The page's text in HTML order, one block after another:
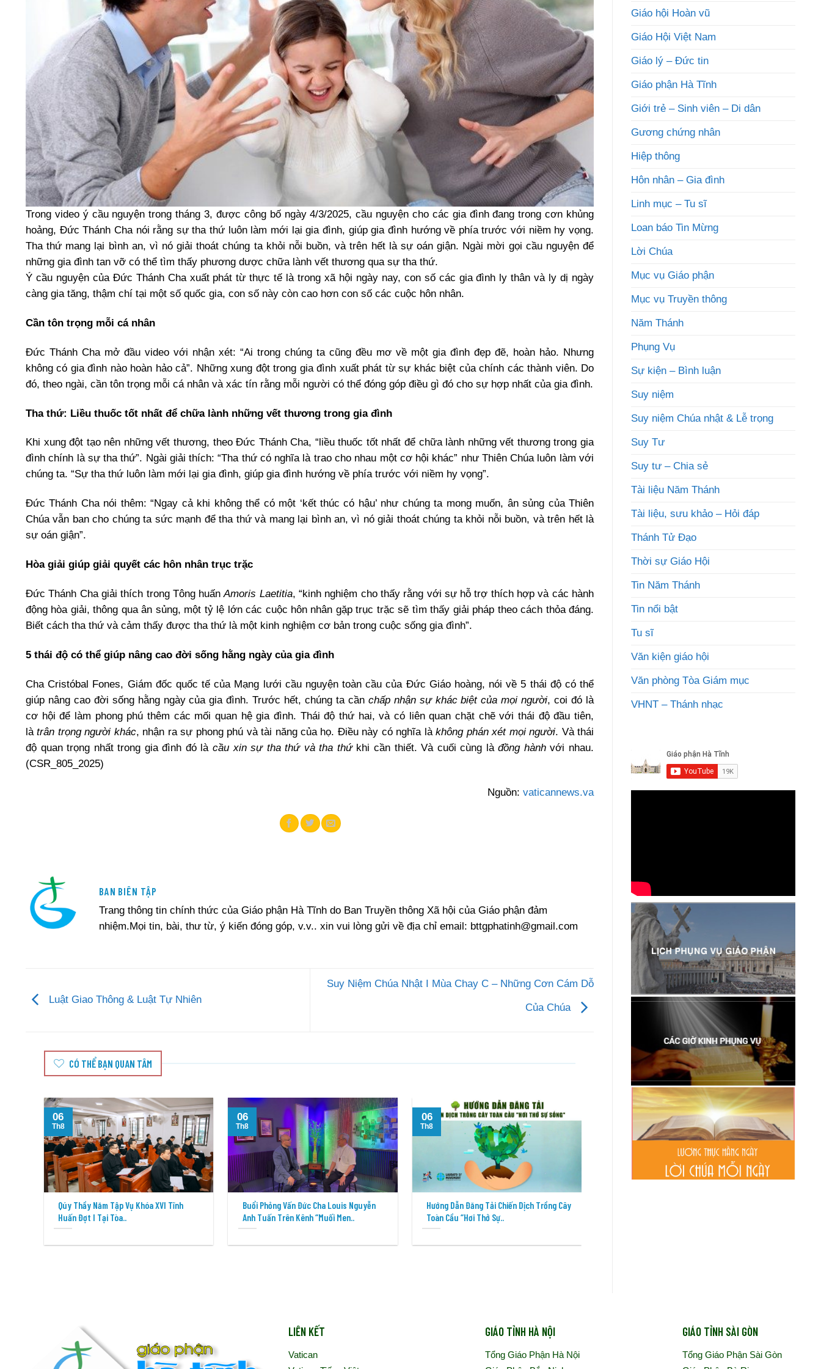
Trong video ý cầu nguyện trong tháng 3, được công bố ngày 4/3/2025, cầu nguyện cho các gia đình đang trong cơn khủng
hoảng, Đức Thánh Cha nói rằng sự tha thứ luôn làm mới lại gia đình, giúp gia đình hướng về phía trước với niềm hy vọng.
Tha thứ mang lại bình an, vì nó giải thoát chúng ta khỏi nỗi buồn, và trên hết là sự oán giận. Ngài mời gọi cầu nguyện để
những gia đình tan vỡ có thể tìm thấy phương dược chữa lành vết thương qua sự tha thứ.
Ý cầu nguyện của Đức Thánh Cha xuất phát từ thực tế là trong xã hội ngày nay, con số các gia đình ly thân và ly dị ngày
càng gia tăng, thậm chí tại một số quốc gia, con số này còn cao hơn con số các cuộc hôn nhân.
Cần tôn trọng mỗi cá nhân
Đức Thánh Cha mở đầu video với nhận xét: “Ai trong chúng ta cũng đều mơ về một gia đình đẹp đẽ, hoàn hảo. Nhưng
không có gia đình nào hoàn hảo cả”. Những xung đột trong gia đình xuất phát từ sự khác biệt của chính các thành viên. Do
đó, theo ngài, cần tôn trọng mỗi cá nhân và xác tín rằng mỗi người có thể đóng góp điều gì đó cho sự hợp nhất của gia đình.
Tha thứ: Liều thuốc tốt nhất để chữa lành những vết thương trong gia đình
Khi xung đột tạo nên những vết thương, theo Đức Thánh Cha, “liều thuốc tốt nhất để chữa lành những vết thương trong gia
đình chính là sự tha thứ”. Ngài giải thích: “Tha thứ có nghĩa là trao cho nhau một cơ hội khác” như Thiên Chúa luôn làm với
chúng ta. “Sự tha thứ luôn làm mới lại gia đình, giúp gia đình hướng về phía trước với niềm hy vọng”.
Đức Thánh Cha nói thêm: “Ngay cả khi không thể có một ‘kết thúc có hậu’ như chúng ta mong muốn, ân sủng của Thiên
Chúa vẫn ban cho chúng ta sức mạnh để tha thứ và mang lại bình an, vì nó giải thoát chúng ta khỏi nỗi buồn, và trên hết là
sự oán giận”.
Hòa giải giúp giải quyết các hôn nhân trục trặc
Đức Thánh Cha giải thích trong Tông huấnAmoris Laetitia, “kinh nghiệm cho thấy rằng với sự hỗ trợ thích hợp và các hành
động hòa giải, thông qua ân sủng, một tỷ lệ lớn các cuộc hôn nhân gặp trục trặc sẽ tìm thấy giải pháp theo cách thỏa đáng.
Biết cách tha thứ và cảm thấy được tha thứ là một kinh nghiệm cơ bản trong cuộc sống gia đình”.
5 thái độ có thể giúp nâng cao đời sống hằng ngày của gia đình
Cha Cristóbal Fones, Giám đốc quốc tế của Mạng lưới cầu nguyện toàn cầu của Đức Giáo hoàng, nói về 5 thái độ có thể
giúp nâng cao đời sống hằng ngày của gia đình. Trước hết, chúng ta cần chấp nhận sự khác biệt của mọi người, coi đó là
cơ hội để làm phong phú thêm các mối quan hệ gia đình. Thái độ thứ hai, và có liên quan chặt chẽ với thái độ đầu tiên,
làtrân trọng người khác, nhận ra sự phong phú và tài năng của họ. Điều này có nghĩa làkhông phán xét mọi người. Và thái
độ quan trọng nhất trong gia đình đó là cầu xin sự tha thứ và tha thứ khi cần thiết. Và cuối cùng làđồng hànhvới nhau.
(CSR_805_2025)
Nguồn: vaticannews.va
BAN BIÊN TẬP
Trang thông tin chính thức của Giáo phận Hà Tĩnh do Ban Truyền thông Xã hội của Giáo phận đảm
nhiệm.Mọi tin, bài, thư từ, ý kiến đóng góp, v.v.. xin vui lòng gửi về địa chỉ email: bttgphatinh@gmail.com
Luật Giao Thông & Luật Tự Nhiên
Suy Niệm Chúa Nhật I Mùa Chay C – Những Cơn Cám Dỗ
Của Chúa
CÓ THỂ BẠN QUAN TÂM
Qúy Thầy Năm Tập Vụ Khóa XVI Tĩnh
Huấn Đợt I Tại Tòa..
06
Th8
Buổi Phỏng Vấn Đức Cha Louis Nguyễn
Anh Tuấn Trên Kênh “Muối Men..
06
Th8
Hướng Dẫn Đăng Tải Chiến Dịch Trồng Cây
Toàn Cầu “Hơi Thở Sự..
06
Th8
Giáo hội Hoàn vũ
Giáo Hội Việt Nam
Giáo lý – Đức tin
Giáo phận Hà Tĩnh
Giới trẻ – Sinh viên – Di dân
Gương chứng nhân
Hiệp thông
Hôn nhân – Gia đình
Linh mục – Tu sĩ
Loan báo Tin Mừng
Lời Chúa
Mục vụ Giáo phận
Mục vụ Truyền thông
Năm Thánh
Phụng Vụ
Sự kiện – Bình luận
Suy niệm
Suy niệm Chúa nhật & Lễ trọng
Suy Tư
Suy tư – Chia sẻ
Tài liệu Năm Thánh
Tài liệu, sưu khảo – Hỏi đáp
Thánh Tử Đạo
Thời sự Giáo Hội
Tin Năm Thánh
Tin nổi bật
Tu sĩ
Văn kiện giáo hội
Văn phòng Tòa Giám mục
VHNT – Thánh nhạc
LIÊN KẾT
Vatican
GIÁO TỈNH HÀ NỘI
Tổng Giáo Phận Hà Nội
GIÁO TỈNH SÀI GÒN
Tổng Giáo Phận Sài Gòn